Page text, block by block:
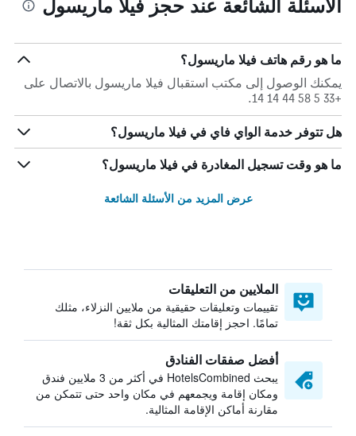
ما هو رقم هاتف فيلا ماريسول؟
يمكنك الوصول إلى مكتب استقبال فيلا ماريسول بالاتصال على
+33 5 58 44 14 14.
هل تتوفر خدمة الواي فاي في فيلا ماريسول؟
ما هو وقت تسجيل المغادرة في فيلا ماريسول؟
عرض المزيد من الأسئلة الشائعة
الملايين من التعليقات
تقييمات وتعليقات حقيقية من ملايين النزلاء، مثلك
تمامًا. احجز إقامتك المثالية بكل ثقة!
أفضل صفقات الفنادق
يبحث HotelsCombined في أكثر من 3 ملايين فندق
ومكان إقامة ويجمعهم في مكان واحد حتى تتمكن من
مقارنة أماكن الإقامة المثالية.